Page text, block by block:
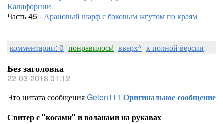
Калифорнии
Часть 45 -Арановый шарф с боковым жгутом по краям
комментарии: 0 понравилось! вверх^ к полной версии
Без заголовка
22-03-2018 01:12
Это цитата сообщенияGelen111 Оригинальное сообщение
Свитер с "косами" и воланами на рукавах